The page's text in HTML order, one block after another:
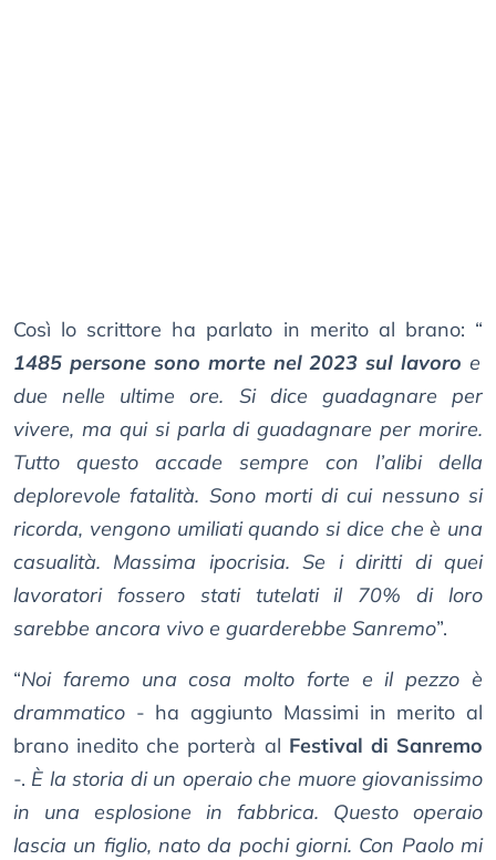
Così lo scrittore ha parlato in merito al brano: “
1485 persone sono morte nel 2023 sul lavoro e
due nelle ultime ore. Si dice guadagnare per
vivere, ma qui si parla di guadagnare per morire.
Tutto questo accade sempre con l’alibi della
deplorevole fatalità. Sono morti di cui nessuno si
ricorda, vengono umiliati quando si dice che è una
casualità. Massima ipocrisia. Se i diritti di quei
lavoratori fossero stati tutelati il 70% di loro
sarebbe ancora vivo e guarderebbe Sanremo”.
“Noi faremo una cosa molto forte e il pezzo è
drammatico - ha aggiunto Massimi in merito al
brano inedito che porterà al Festival di Sanremo
-. È la storia di un operaio che muore giovanissimo
in una esplosione in fabbrica. Questo operaio
lascia un figlio, nato da pochi giorni. Con Paolo mi